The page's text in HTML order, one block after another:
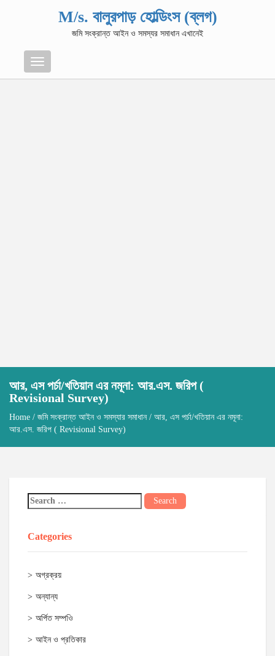
M/s. বালুরপাড় হোল্ডিংস (ব্লগ)
জমি সংক্রান্ত আইন ও সমস্যর সমাধান এখানেই
Menu
আর, এস পর্চা/খতিয়ান এর নমূনা: আর.এস. জরিপ (
Revisional Survey)
Home / জমি সংক্রান্ত আইন ও সমস্যার সমাধান/ আর, এস পর্চা/খতিয়ান এর নমূনা:
আর.এস. জরিপ ( Revisional Survey)
Categories
অগ্রক্রয়
অন্যান্য
অর্পিত সম্পওি
আইন ও প্রতিকার